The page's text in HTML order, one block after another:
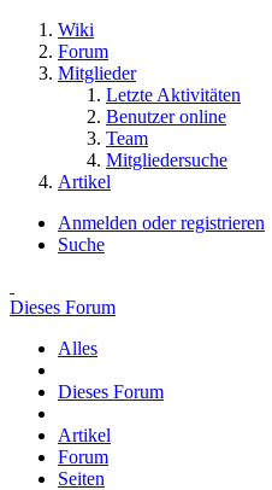
Wiki
Forum
Mitglieder
Letzte Aktivitäten
Benutzer online
Team
Mitgliedersuche
Artikel
Anmelden oder registrieren
Suche
Dieses Forum
Alles
Dieses Forum
Artikel
Forum
Seiten